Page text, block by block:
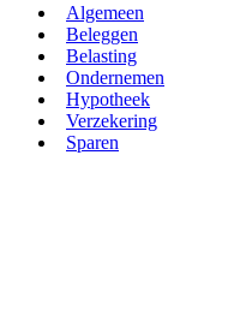
Algemeen
Beleggen
Belasting
Ondernemen
Hypotheek
Verzekering
Sparen